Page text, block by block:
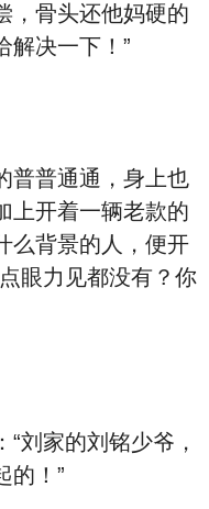
，骨头还他妈硬的
解决一下！”
普普通通，身上也
上开着一辆老款的
么背景的人，便开
眼力见都没有？你
刘家的刘铭少爷，
的！”